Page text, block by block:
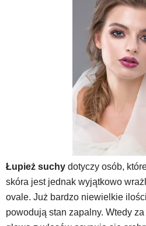
Łupież suchy dotyczy osób,
skóra jest jednak wyjątkowo
ovale. Już bardzo niewielkie
powodują stan zapalny. Wtedy